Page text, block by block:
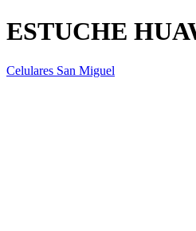
ESTUCHE
Celulares San Miguel